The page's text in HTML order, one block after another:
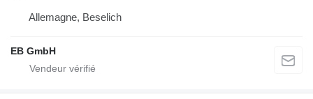
Allemagne, Beselich
EB GmbH